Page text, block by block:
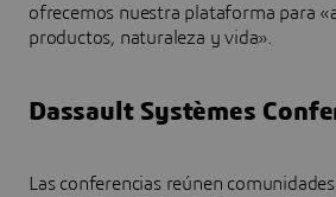
ofrecemos nuestra plataforma para
productos, naturaleza y vida».
Dassault Systèmes
Las conferencias reúnen